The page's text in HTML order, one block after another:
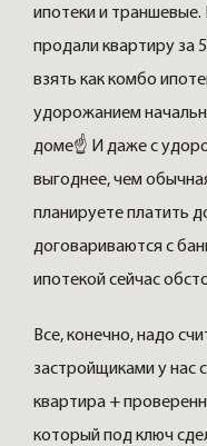
ипотеки и
продали квартиру за
взять как комбо
удорожанием
доме☝️ И даже с
выгоднее, чем
планируете платить
договариваются с
ипотекой сейчас
Все, конечно, надо
застройщиками у нас
квартира +
который под ключ